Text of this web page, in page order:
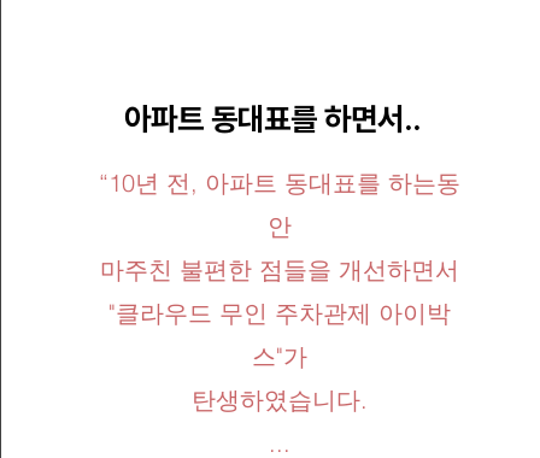
아파트 동대표를 하면서..
“10년 전, 아파트 동대표를 하는동
안
마주친 불편한 점들을 개선하면서
"클라우드 무인 주차관제 아이박
스"가
탄생하였습니다.
...